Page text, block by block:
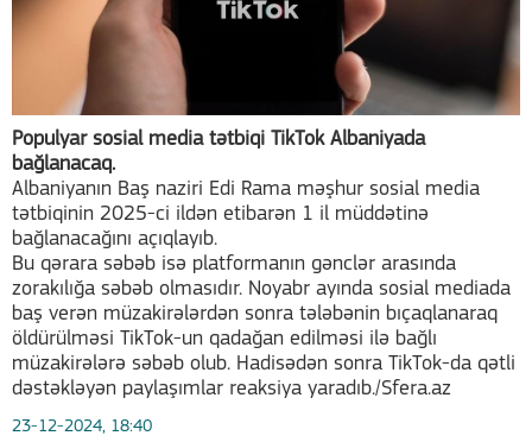
Populyar sosial media tətbiqi TikTok Albaniyada
bağlanacaq.
Albaniyanın Baş naziri Edi Rama məşhur sosial media
tətbiqinin 2025-ci ildən etibarən 1 il müddətinə
bağlanacağını açıqlayıb.
Bu qərara səbəb isə platformanın gənclər arasında
zorakılığa səbəb olmasıdır. Noyabr ayında sosial mediada
baş verən müzakirələrdən sonra tələbənin bıçaqlanaraq
öldürülməsi TikTok-un qadağan edilməsi ilə bağlı
müzakirələrə səbəb olub. Hadisədən sonra TikTok-da qətli
dəstəkləyən paylaşımlar reaksiya yaradıb./Sfera.az
23-12-2024, 18:40